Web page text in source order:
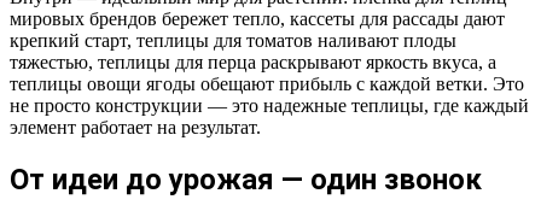
мировых брендов бережет тепло, кассеты для рассады дают
крепкий старт, теплицы для томатов наливают плоды
тяжестью, теплицы для перца раскрывают яркость вкуса, а
теплицы овощи ягоды обещают прибыль с каждой ветки. Это
не просто конструкции — это надежные теплицы, где каждый
элемент работает на результат.
От идеи до урожая — один звонок